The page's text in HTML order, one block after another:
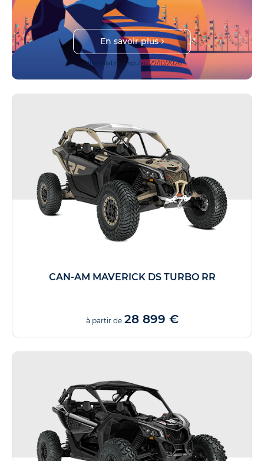
En savoir plus
Offre valable jusqu'au 27/10/2026
CAN-AM MAVERICK DS TURBO RR
à partir de 28 899 €